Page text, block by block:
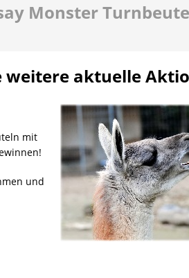
– Sean Leder Wochenendtasche
Delikatessen – Spezialitäten
mit Beerenweine
– ein Ritterfest auch für zu
– zweimal und nie wieder
Kellogg ® Müslis – mit einem
Monster
aktuelle
mit
und